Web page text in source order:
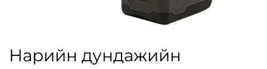
Нарийн дундажийн